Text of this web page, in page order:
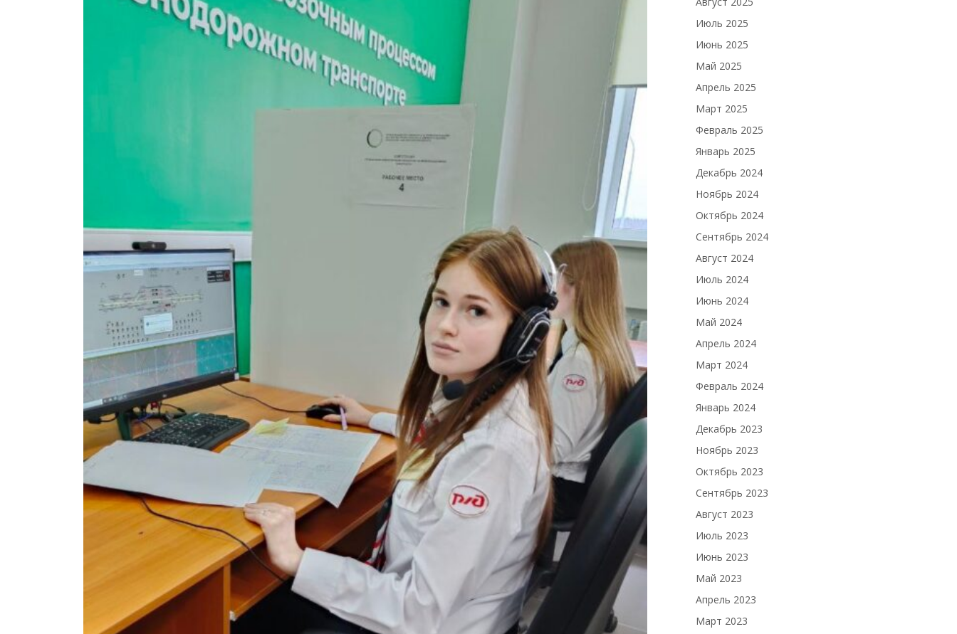
Июль 2025
Июнь 2025
Май 2025
Апрель 2025
Март 2025
Февраль 2025
Январь 2025
Декабрь 2024
Ноябрь 2024
Октябрь 2024
Сентябрь 2024
Август 2024
Июль 2024
Июнь 2024
Май 2024
Апрель 2024
Март 2024
Февраль 2024
Январь 2024
Декабрь 2023
Ноябрь 2023
Октябрь 2023
Сентябрь 2023
Август 2023
Июль 2023
Июнь 2023
Май 2023
Апрель 2023
Март 2023